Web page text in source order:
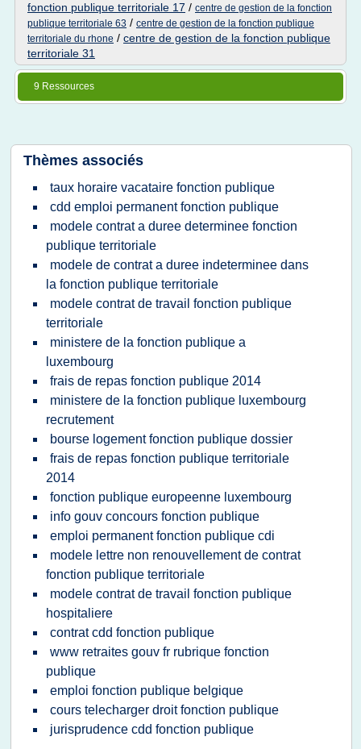
fonction publique territoriale 17 / centre de gestion de la fonction
publique territoriale 63 / centre de gestion de la fonction publique
territoriale du rhone / centre de gestion de la fonction publique
territoriale 31
9 Ressources
Thèmes associés
taux horaire vacataire fonction publique
cdd emploi permanent fonction publique
modele contrat a duree determinee fonction
publique territoriale
modele de contrat a duree indeterminee dans
la fonction publique territoriale
modele contrat de travail fonction publique
territoriale
ministere de la fonction publique a
luxembourg
frais de repas fonction publique 2014
ministere de la fonction publique luxembourg
recrutement
bourse logement fonction publique dossier
frais de repas fonction publique territoriale
2014
fonction publique europeenne luxembourg
info gouv concours fonction publique
emploi permanent fonction publique cdi
modele lettre non renouvellement de contrat
fonction publique territoriale
modele contrat de travail fonction publique
hospitaliere
contrat cdd fonction publique
www retraites gouv fr rubrique fonction
publique
emploi fonction publique belgique
cours telecharger droit fonction publique
jurisprudence cdd fonction publique